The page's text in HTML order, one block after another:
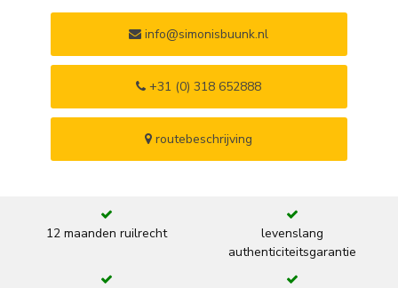
info@simonisbuunk.nl
+31 (0) 318 652888
routebeschrijving
12 maanden ruilrecht
levenslang
authenticiteitsgarantie